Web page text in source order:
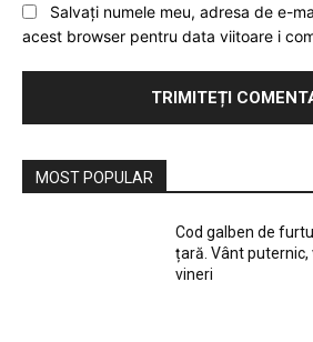
Salvați numele meu, adresa de e-
acest browser pentru data viitoare i
MOST POPULAR
Cod galben de
țară. Vânt puternic,
vineri